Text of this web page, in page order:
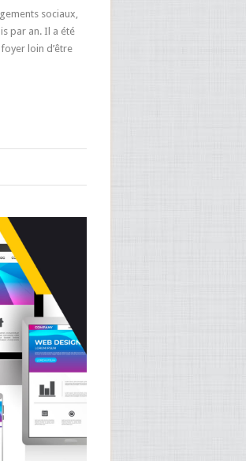
sociaux,
par an. Il a été
loin d’être